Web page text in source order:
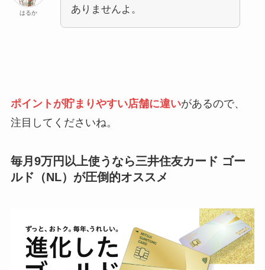
はるか
ありませんよ。
ポイントが貯まりやすい店舗に違いがあるので、
注目してくださいね。
毎月9万円以上使うなら三井住友カード ゴー
ルド（NL）が圧倒的オススメ